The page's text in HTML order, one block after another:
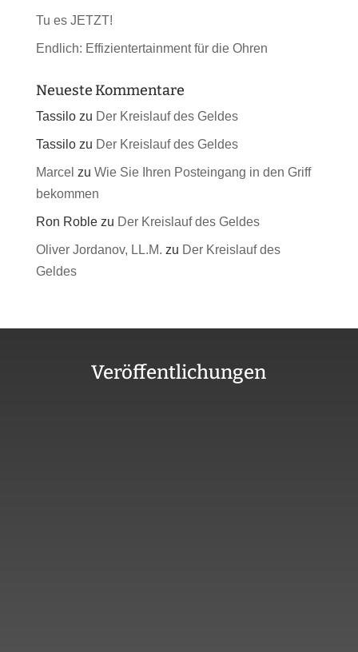
Tu es JETZT!
Endlich: Effizientertainment für die Ohren
Neueste Kommentare
Tassilozu Der Kreislauf des Geldes
Tassilozu Der Kreislauf des Geldes
Marcel zu Wie Sie Ihren Posteingang in den Griff
bekommen
Ron Roblezu Der Kreislauf des Geldes
Oliver Jordanov, LL.M. zu Der Kreislauf des
Geldes
Veröffentlichungen